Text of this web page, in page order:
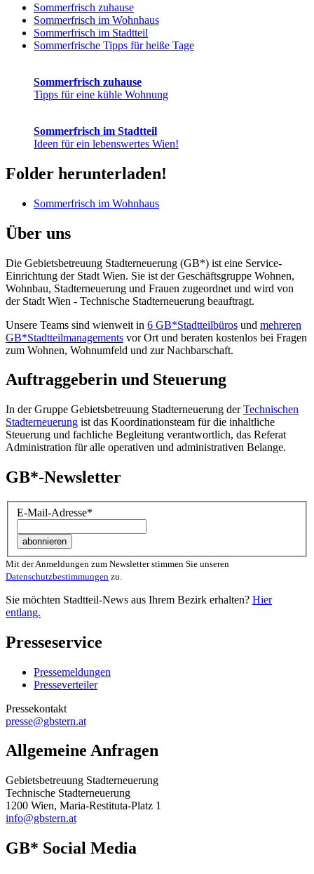
Sommerfrisch zuhause
Sommerfrisch im Wohnhaus
Sommerfrisch im Stadtteil
Sommerfrische Tipps für heiße Tage
Sommer­frisch zuhause
Tipps für eine kühle Wohnung
Sommer­frisch im Stadtteil
Ideen für ein lebens­wertes Wien!
Folder herunterladen!
Sommerfrisch im Wohnhaus
Über uns
Die Gebietsbetreuung Stadterneuerung (GB*) ist eine Service-
Einrichtung der Stadt Wien. Sie ist der Geschäfts­gruppe Wohnen,
Wohnbau, Stadt­erneuerung und Frauen zugeordnet und wird von
der Stadt Wien - Technische Stadterneuerung beauftragt.
Unsere Teams sind wienweit in 6 GB*Stadtteilbüros und mehreren
GB*Stadtteilmanagements vor Ort und beraten kostenlos bei Fragen
zum Wohnen, Wohnumfeld und zur Nachbarschaft.
Auftraggeberin und Steuerung
In der Gruppe Gebietsbetreuung Stadterneuerung derTechnischen
Stadterneuerung ist das Koordinationsteam für die inhaltliche
Steuerung und fachliche Begleitung verantwortlich, das Referat
Administration für alle operativen und administrativen Belange.
GB*-Newsletter
E-Mail-Adresse*
Mit der Anmeldungen zum Newsletter stimmen Sie unseren
Datenschutzbestimmungen zu.
Sie möchten Stadtteil-News aus Ihrem Bezirk erhalten? Hier
entlang.
Presseservice
Pressemeldungen
Presseverteiler
Pressekontakt
presse@gbstern.at
Allgemeine Anfragen
Gebietsbetreuung Stadterneuerung
Technische Stadterneuerung
1200 Wien, Maria-Restituta-Platz 1
info@gbstern.at
GB* Social Media